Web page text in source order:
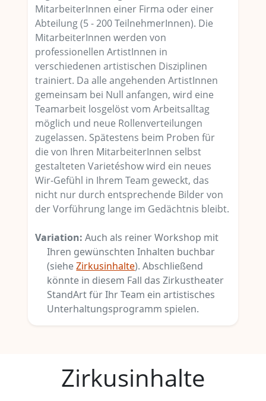
MitarbeiterInnen einer Firma oder einer
Abteilung (5 - 200 TeilnehmerInnen). Die
MitarbeiterInnen werden von
professionellen ArtistInnen in
verschiedenen artistischen Disziplinen
trainiert. Da alle angehenden ArtistInnen
gemeinsam bei Null anfangen, wird eine
Teamarbeit losgelöst vom Arbeitsalltag
möglich und neue Rollenverteilungen
zugelassen. Spätestens beim Proben für
die von Ihren MitarbeiterInnen selbst
gestalteten Varietéshow wird ein neues
Wir-Gefühl in Ihrem Team geweckt, das
nicht nur durch entsprechende Bilder von
der Vorführung lange im Gedächtnis bleibt.
Variation: Auch als reiner Workshop mit
Ihren gewünschten Inhalten buchbar
(sieheZirkusinhalte). Abschließend
könnte in diesem Fall das Zirkustheater
StandArt für Ihr Team ein artistisches
Unterhaltungsprogramm spielen.
Zirkusinhalte